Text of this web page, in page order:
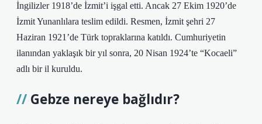
İngilizler 1918’de İzmit’i işgal etti. Ancak 27 Ekim 1920’de
İzmit Yunanlılara teslim edildi. Resmen, İzmit şehri 27
Haziran 1921’de Türk topraklarına katıldı. Cumhuriyetin
ilanından yaklaşık bir yıl sonra, 20 Nisan 1924’te “Kocaeli”
adlı bir il kuruldu.
Gebze nereye bağlıdır?